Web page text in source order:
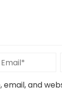
email, and